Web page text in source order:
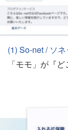
(1) So-net / ソ
「モモ」が『